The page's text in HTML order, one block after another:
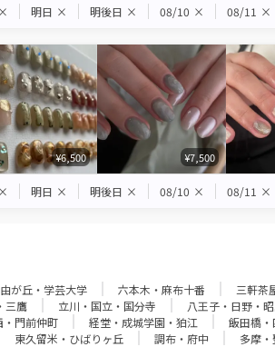
× 明日 × 明後日 × 08/10 × 08/11 ×
¥6,500 ¥7,500
× 明日 × 明後日 × 08/10 × 08/11 ×
が丘・学芸大学 六本木・麻布十番
三軒茶
三鷹 立川・国立・国分寺 八王子・日野・
・門前仲町 経堂・成城学園・狛江
飯田橋
東久留米・ひばりヶ丘 調布・府中 多摩